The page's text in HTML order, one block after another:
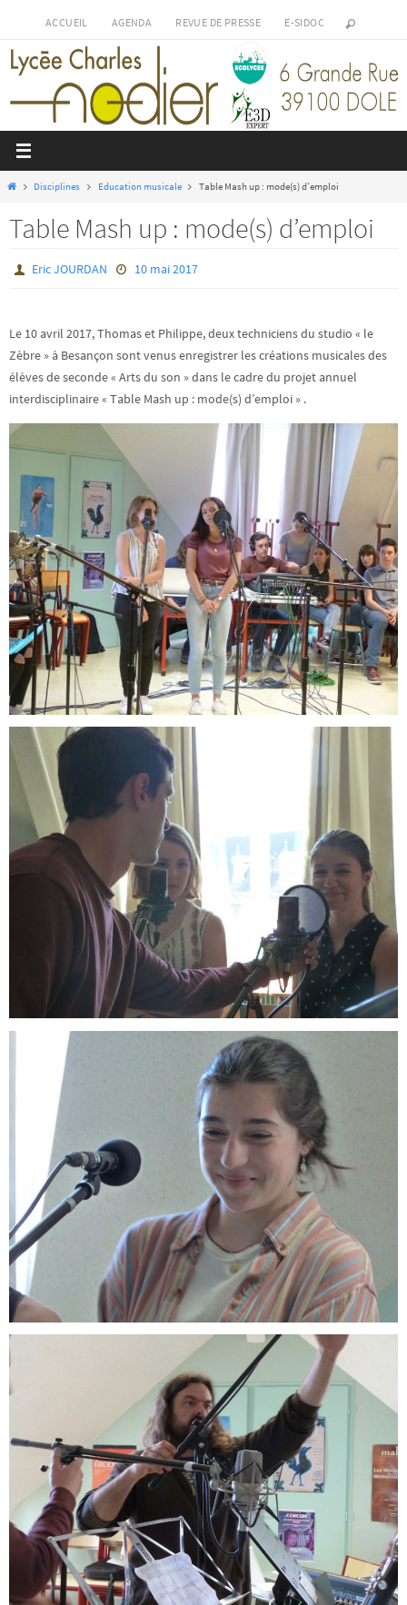
contenu
ACCUEIL AGENDA REVUE DE PRESSE E-SIDOC
HomeDisciplines Education musicale Table Mash up : mode(s) d’emploi
Table Mash up : mode(s) d’emploi
Eric JOURDAN 10 mai 2017
Le 10 avril 2017, Thomas et Philippe, deux techniciens du studio « le
Zèbre » à Besançon sont venus enregistrer les créations musicales des
élèves de seconde « Arts du son » dans le cadre du projet annuel
interdisciplinaire « Table Mash up : mode(s) d’emploi » .